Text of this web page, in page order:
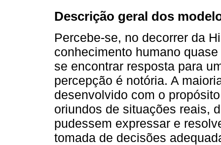
Descrição geral dos
Percebe-se, no decorrer da
conhecimento humano
se encontrar resposta para
percepção é notória. A
desenvolvido com o
oriundos de situações reais,
pudessem expressar e
tomada de decisões